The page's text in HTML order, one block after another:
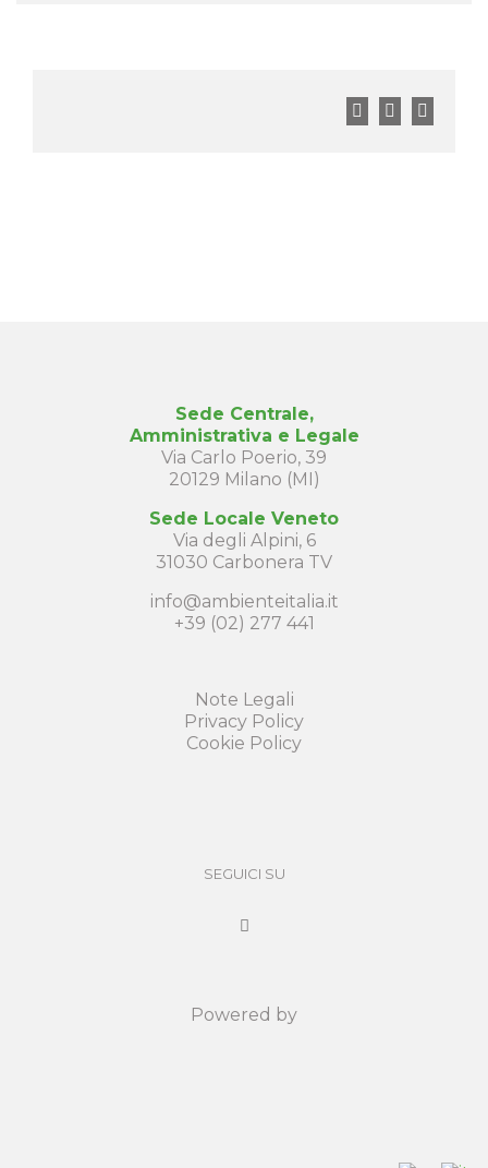
Facebook
Twitter
Sede Centrale,
Amministrativa e Legale
Via Carlo Poerio, 39
20129 Milano (MI)
Sede Locale Veneto
Via degli Alpini, 6
31030 Carbonera TV
info@ambienteitalia.it
+39 (02) 277 441
Note Legali
Privacy Policy
Cookie Policy
SEGUICI SU
Powered by